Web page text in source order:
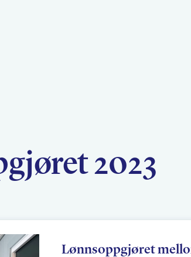
konferanser
2023
Lønnsoppgjøret